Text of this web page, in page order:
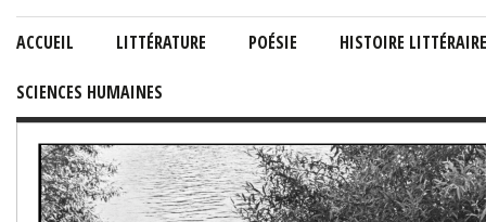
ACCUEIL LITTÉRATURE POÉSIE HISTOIRE LITTÉRAIRE
SCIENCES HUMAINES